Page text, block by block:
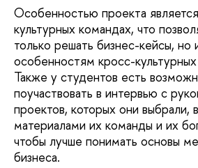
Особенностью проекта
культурных командах, что
только решать бизнес-кейсы, но
особенностям кросс-
Также у студентов есть
поучаствовать в интервью с
проектов, которых они выбрали,
материалами их команды и их
чтобы лучше понимать основы
бизнеса.